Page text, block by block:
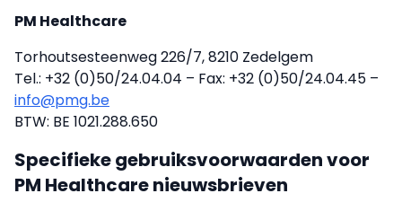
PM Healthcare
Torhoutsesteenweg 226/7, 8210 Zedelgem
Tel.: +32 (0)50/24.04.04 – Fax: +32 (0)50/24.04.45 –
info@pmg.be
BTW: BE 1021.288.650
Specifieke gebruiksvoorwaarden voor
PM Healthcare nieuwsbrieven